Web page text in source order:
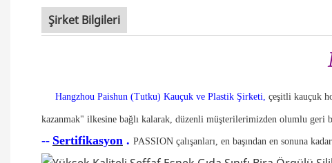
Şirket Bilgileri
Hangzhou Paishun (Tutku) Kauçuk ve Plastik Şirketi, çeşitli kauçuk
kazanmak" ilkesine bağlı kalarak, düzenli müşterilerimizden olumlu geri
-- Sertifikasyon . PASSION çalışanları, en başından en sonuna